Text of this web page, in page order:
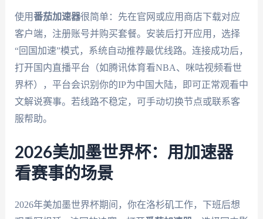
使用番茄加速器很简单：先在官网或应用商店下载对应
客户端，注册账号并购买套餐。安装后打开应用，选择
“回国加速”模式，系统自动推荐最优线路。连接成功后，
打开国内直播平台（如腾讯体育看NBA、咪咕视频看世
界杯），平台会识别你的IP为中国大陆，即可正常观看中
文解说赛事。若线路不稳定，可手动切换节点或联系客
服帮助。
2026美加墨世界杯：用加速器
看赛事的场景
2026年美加墨世界杯期间，你在洛杉矶工作，下班后想